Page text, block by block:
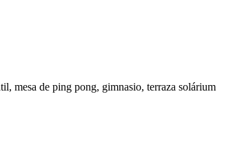
mesa de ping pong, gimnasio, terraza solárium